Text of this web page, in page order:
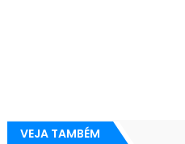
VEJA TAMBÉM